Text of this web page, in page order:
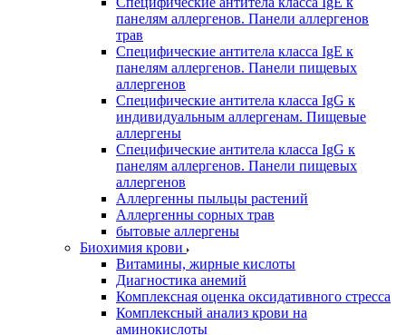
панелям аллергенов. Панели аллергенов
трав
Специфические антитела класса IgE к
панелям аллергенов. Панели пищевых
аллергенов
Специфические антитела класса IgG к
индивидуальным аллергенам. Пищевые
аллергены
Специфические антитела класса IgG к
панелям аллергенов. Панели пищевых
аллергенов
Аллергенны пыльцы растений
Аллергенны сорных трав
бытовые аллергены
Биохимия крови
Витамины, жирные кислоты
Диагностика анемий
Комплексная оценка оксидативного стресса
Комплексный анализ крови на
аминокислоты